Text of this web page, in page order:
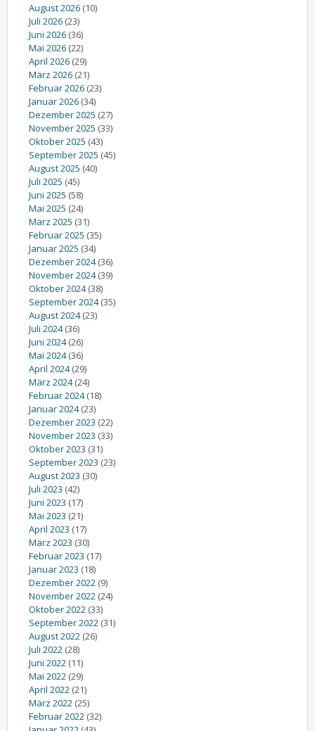
August 2026 (10)
Juli 2026 (23)
Juni 2026 (36)
Mai 2026 (22)
April 2026 (29)
März 2026 (21)
Februar 2026 (23)
Januar 2026 (34)
Dezember 2025 (27)
November 2025 (33)
Oktober 2025 (43)
September 2025 (45)
August 2025 (40)
Juli 2025 (45)
Juni 2025 (58)
Mai 2025 (24)
März 2025 (31)
Februar 2025 (35)
Januar 2025 (34)
Dezember 2024(36)
November 2024(39)
Oktober 2024(38)
September 2024(35)
August 2024(23)
Juli 2024(36)
Juni 2024(26)
Mai 2024(36)
April 2024(29)
März 2024(24)
Februar 2024(18)
Januar 2024(23)
Dezember 2023 (22)
November 2023 (33)
Oktober 2023 (31)
September 2023 (23)
August 2023 (30)
Juli 2023 (42)
Juni 2023 (17)
Mai 2023 (21)
April 2023 (17)
März 2023 (30)
Februar 2023 (17)
Januar 2023 (18)
Dezember 2022 (9)
November 2022 (24)
Oktober 2022 (33)
September 2022 (31)
August 2022 (26)
Juli 2022 (28)
Juni 2022 (11)
Mai 2022 (29)
April 2022 (21)
März 2022 (25)
Februar 2022 (32)